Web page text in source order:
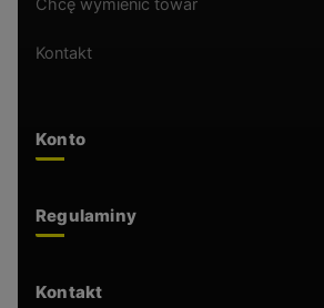
Kontakt
Konto
Regulaminy
Kontakt